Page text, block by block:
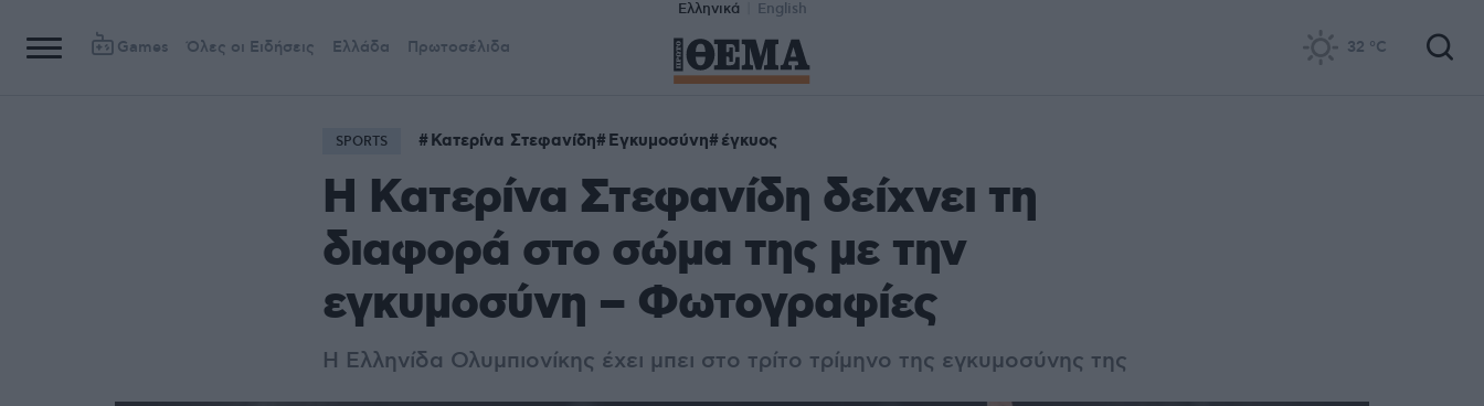
Ελληνικά English
Games Όλες οι Ειδήσεις Ελλάδα Πρωτοσέλιδα 32 °C
SPORTS Κατερίνα Στεφανίδη Εγκυμοσύνη έγκυος
Η Κατερίνα Στεφανίδη δείχνει τη
διαφορά στο σώμα της με την
εγκυμοσύνη – Φωτογραφίες
Η Ελληνίδα Ολυμπιονίκης έχει μπει στο τρίτο τρίμηνο της εγκυμοσύνης της